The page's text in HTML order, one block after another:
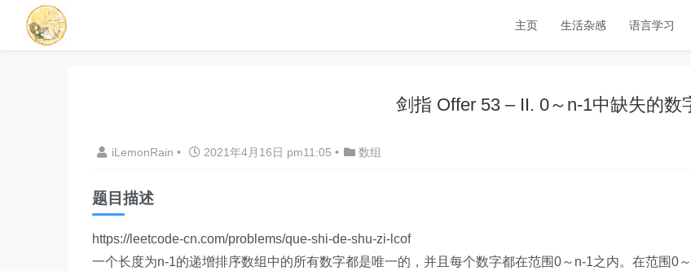
主页 生活杂感 语言学习
剑指 Offer 53 – II. 0～n-1中缺失的数
iLemonRain • 2021年4月16日 pm11:05 • 数组
题目描述
https://leetcode-cn.com/problems/que-shi-de-shu-zi-lcof
一个长度为n-1的递增排序数组中的所有数字都是唯一的，并且每个数字都在范围0～n-1之内。在范围0